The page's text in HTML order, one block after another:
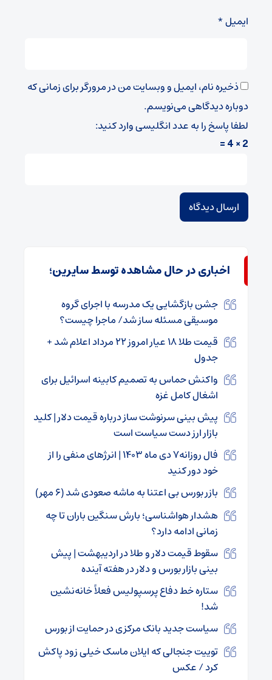
ایمیل*
ذخیره نام، ایمیل و وبسایت من در مرورگر برای زمانی که
دوباره دیدگاهی می‌نویسم.
لطفا پاسخ را به عدد انگلیسی وارد کنید:
2 × 4 =
اخباری در حال مشاهده توسط سایرین؛
جشن بازگشایی یک مدرسه‌ با اجرای گروه
موسیقی مسئله ساز شد/ ماجرا چیست؟
قیمت طلا ۱۸ عیار امروز ۲۲ مرداد اعلام شد +
جدول
واکنش حماس به تصمیم کابینه اسرائیل برای
اشغال کامل غزه
پیش بینی سرنوشت ساز درباره قیمت دلار | کلید
بازار ارز دست سیاست است
فال روزانه۷ دی ماه ۱۴۰۳ | انرژهای منفی را از
خود دور کنید
بازر بورس بی اعتنا به ماشه صعودی شد (۶ مهر)
هشدار هواشناسی؛ بارش سنگین باران تا چه
زمانی ادامه دارد؟
سقوط قیمت دلار و طلا در اردیبهشت | پیش
بینی بازار بورس و دلار در هفته آینده
ستاره خط دفاع پرسپولیس فعلاً خانه‌نشین
شد!
سیاست جدید بانک مرکزی در حمایت از بورس
توییت جنجالی که ایلان ماسک خیلی زود پاکش
کرد / عکس